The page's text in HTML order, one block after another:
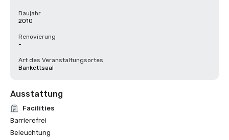
Baujahr
2010
Renovierung
-
Art des Veranstaltungsortes
Bankettsaal
Ausstattung
Facilities
Barrierefrei
Beleuchtung